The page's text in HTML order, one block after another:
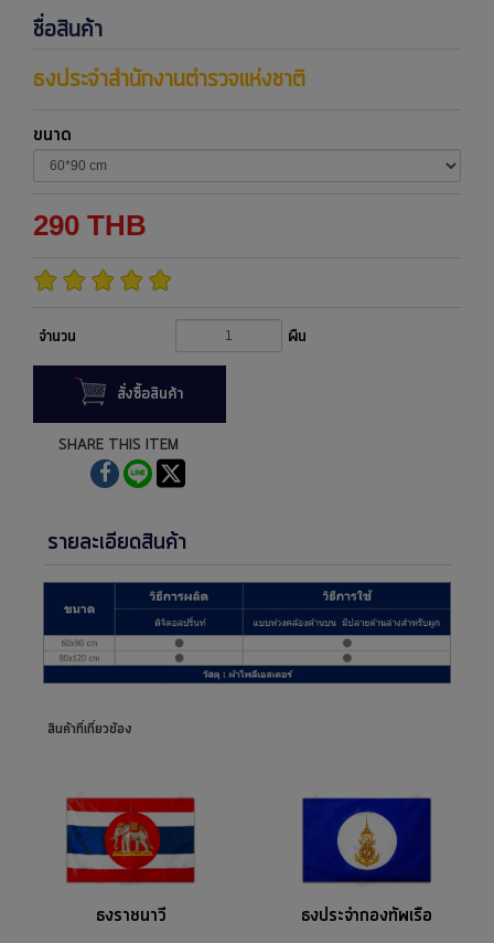
ชื่อสินค้า
ธงประจำสำนักงานตำรวจแห่งชาติ
ขนาด
290 THB
จำนวน ผืน
สั่งซื้อสินค้า
SHARE THIS ITEM
รายละเอียดสินค้า
สินค้าที่เกี่ยวข้อง
ธงราชนาวี ธงประจำกองทัพเรือ